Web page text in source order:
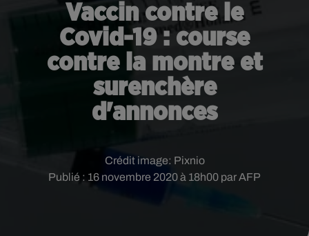
Vaccin contre le
Covid-19 : course
contre la montre et
surenchère
d'annonces
Publié : 16 novembre 2020 à 18h00 par AFP
Crédit image: Pixnio